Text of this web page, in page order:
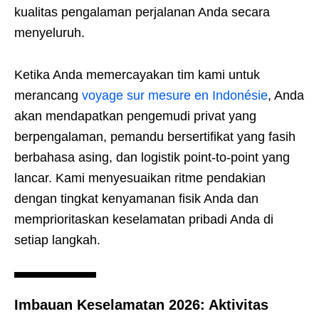
kualitas pengalaman perjalanan Anda secara
menyeluruh.
Ketika Anda memercayakan tim kami untuk
merancang voyage sur mesure en Indonésie, Anda
akan mendapatkan pengemudi privat yang
berpengalaman, pemandu bersertifikat yang fasih
berbahasa asing, dan logistik point-to-point yang
lancar. Kami menyesuaikan ritme pendakian
dengan tingkat kenyamanan fisik Anda dan
memprioritaskan keselamatan pribadi Anda di
setiap langkah.
Imbauan Keselamatan 2026: Aktivitas